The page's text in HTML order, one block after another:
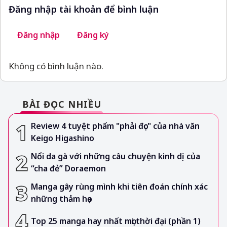
Đăng nhập tài khoản để bình luận
Đăng nhập Đăng ký
Không có bình luận nào.
BÀI ĐỌC NHIỀU
Review 4 tuyệt phẩm "phải đọc" của nhà văn
Keigo Higashino
Nổi da gà với những câu chuyện kinh dị của
“cha đẻ” Doraemon
Manga gây rùng mình khi tiên đoán chính xác
những thảm họa
Top 25 manga hay nhất mọi thời đại (phần 1)